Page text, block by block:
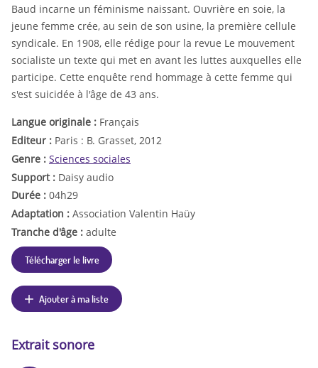
Baud incarne un féminisme naissant. Ouvrière en soie, la
jeune femme crée, au sein de son usine, la première cellule
syndicale. En 1908, elle rédige pour la revue Le mouvement
socialiste un texte qui met en avant les luttes auxquelles elle
participe. Cette enquête rend hommage à cette femme qui
s'est suicidée à l'âge de 43 ans.
Langue originale : Français
Editeur : Paris : B. Grasset, 2012
Genre : Sciences sociales
Support : Daisy audio
Durée : 04h29
Adaptation : Association Valentin Haüy
Tranche d'âge : adulte
Télécharger le livre
Ajouter à ma liste
Extrait sonore